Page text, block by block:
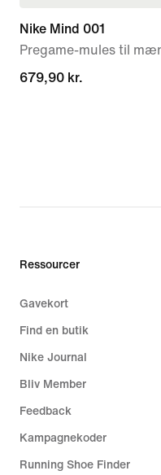
Nike Mind 001
Pregame-mules til
679,90 kr.
679,90 kr.
Ressourcer
Gavekort
Find en butik
Nike Journal
Bliv Member
Feedback
Kampagnekoder
Running Shoe Finder